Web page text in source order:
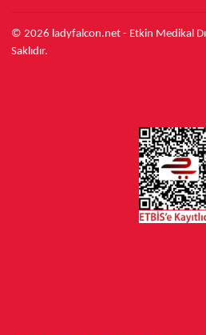
© 2026 ladyfalcon.net - Etkin Medikal
Saklıdır.